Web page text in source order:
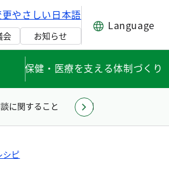
やさしい日本語
会 お知らせ
Language
保健・医療を支える体制づくり
に関すること 薬事衛生に関すること
シピ